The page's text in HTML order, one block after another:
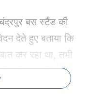
बस स्टैंड की
देते हुए बताया कि
कर रहा था, तभी
राजेन्द्र श्रीवास
पहुंचे और उन्हें कुचलने